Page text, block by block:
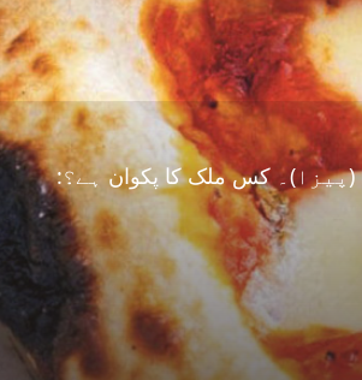
Pizza ،Peet-Zah (پیزا)۔ کس ملک کا پکوان ہے؟: